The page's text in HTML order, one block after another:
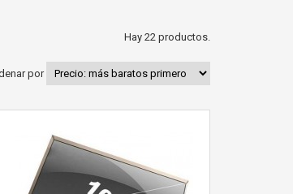
Hay 22 productos.
por